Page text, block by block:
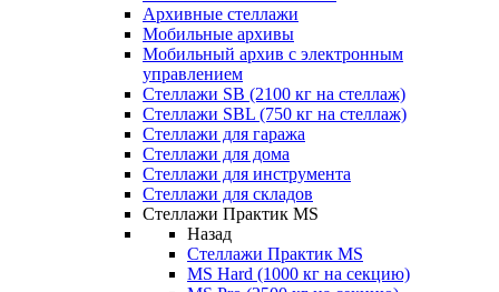
Архивные стеллажи
Мобильные архивы
Мобильный архив с электронным
управлением
Стеллажи SB (2100 кг на стеллаж)
Стеллажи SBL (750 кг на стеллаж)
Стеллажи для гаража
Стеллажи для дома
Стеллажи для инструмента
Стеллажи для складов
Стеллажи Практик MS
Назад
Стеллажи Практик MS
MS Hard (1000 кг на секцию)